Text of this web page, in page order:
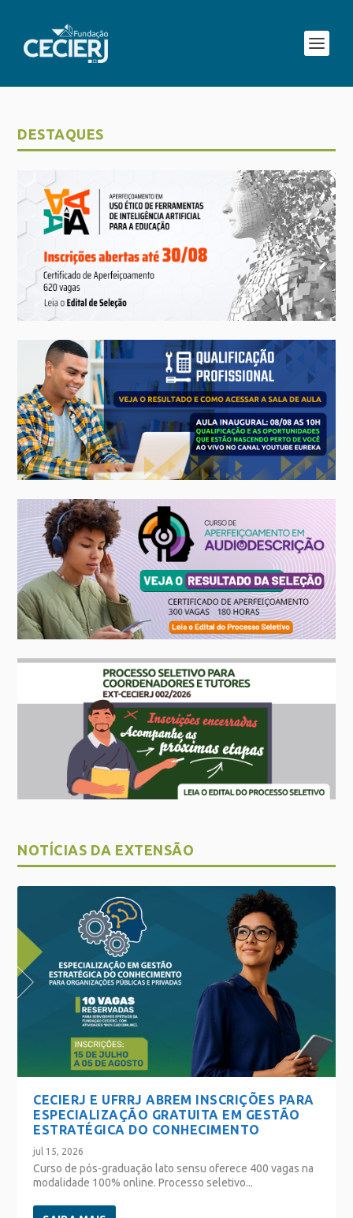
DESTAQUES
NOTÍCIAS DA EXTENSÃO
CECIERJ E UFRRJ ABREM INSCRIÇÕES PARA
ESPECIALIZAÇÃO GRATUITA EM GESTÃO
ESTRATÉGICA DO CONHECIMENTO
jul 15, 2026
Curso de pós-graduação lato sensu oferece 400 vagas na
modalidade 100% online. Processo seletivo...